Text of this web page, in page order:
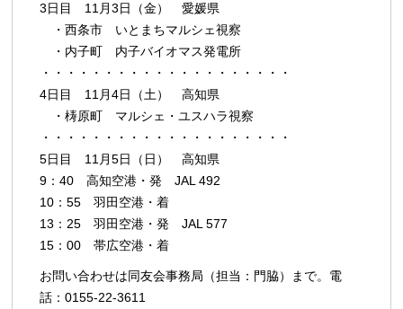
3日目 11月3日（金） 愛媛県
・西条市 いとまちマルシェ視察
・内子町 内子バイオマス発電所
・・・・・・・・・・・・・・・・・・・・
4日目 11月4日（土） 高知県
・梼原町 マルシェ・ユスハラ視察
・・・・・・・・・・・・・・・・・・・・
5日目 11月5日（日） 高知県
9：40 高知空港・発 JAL 492
10：55 羽田空港・着
13：25 羽田空港・発 JAL 577
15：00 帯広空港・着
お問い合わせは同友会事務局（担当：門脇）まで。電
話：0155-22-3611